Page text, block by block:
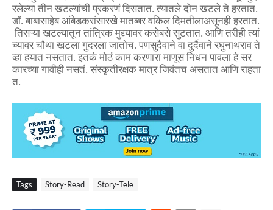
रलेल्या तीन खटल्यांची प्रकरणं दिसतात. त्यातले दोन खटले ते हरतात.
डॉ. बाबासाहेब आंबेडकरांसारखे मातब्बर वकिल दिमतीलाअसूनही हरतात.
तिसऱ्या खटल्यातून तांत्रिक मुद्द्यावर कसेबसे सुटतात. आणि तरीही त्यां
च्यावर चौथा खटला गुदरला जातोच. पणसुदैवाने वा दुर्दैवाने रघुनाथराव ते
व्हा हयात नसतात. इतकं मोठं काम करणारा माणूस निधन पावला हे सर
कारच्या गावीही नसतं. संस्कृतीरक्षक मात्र जिवंतच असतात आणि राहता
त.
Tags Story-Read Story-Tele